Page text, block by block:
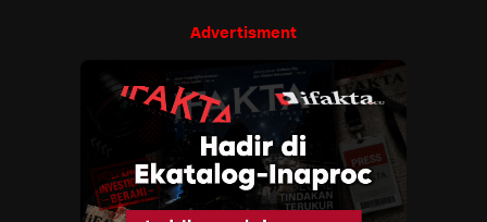
Advertisment